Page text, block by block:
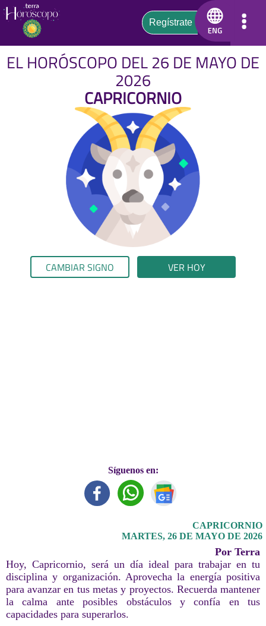
EL HORÓSCOPO DEL 26 DE MAYO DE
2026
CAPRICORNIO
CAMBIAR SIGNO VER HOY
Síguenos en:
CAPRICORNIO
MARTES, 26 DE MAYO DE 2026
Por Terra
Hoy, Capricornio, será un día ideal para trabajar en tu
disciplina y organización. Aprovecha la energía positiva
para avanzar en tus metas y proyectos. Recuerda mantener
la calma ante posibles obstáculos y confía en tus
capacidades para superarlos.